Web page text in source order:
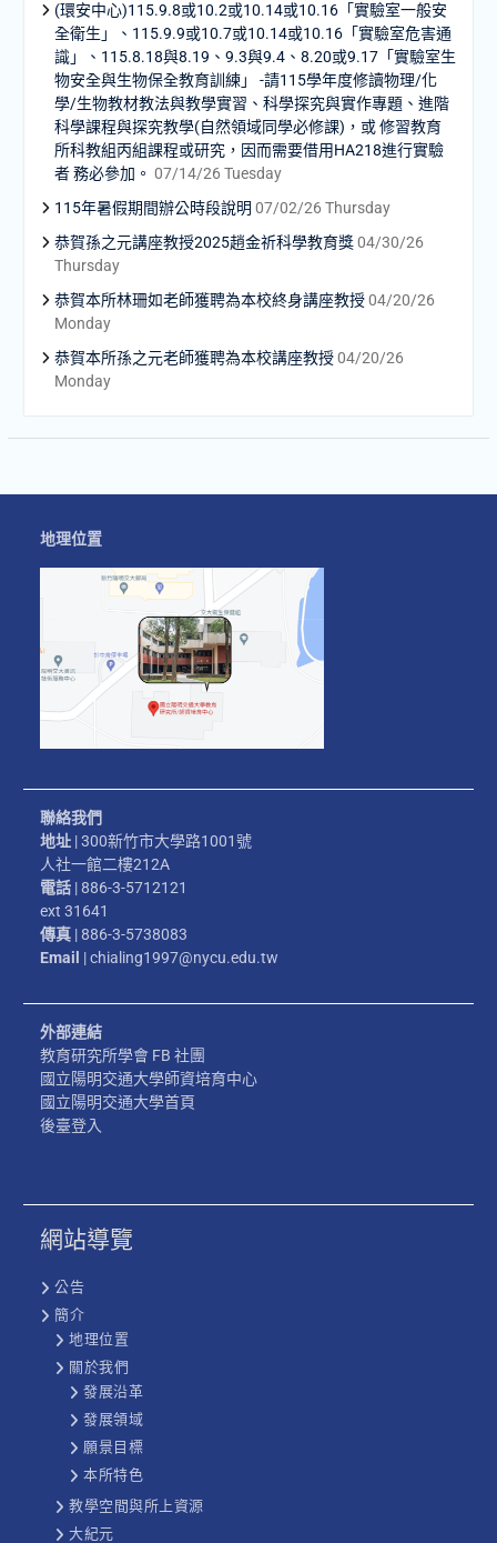
(環安中心)115.9.8或10.2或10.14或10.16「實驗室一般安
全衛生」、115.9.9或10.7或10.14或10.16「實驗室危害通
識」、115.8.18與8.19、9.3與9.4、8.20或9.17「實驗室生
物安全與生物保全教育訓練」 -請115學年度修讀物理/化
學/生物教材教法與教學實習、科學探究與實作專題、進階
科學課程與探究教學(自然領域同學必修課)，或 修習教育
所科教組丙組課程或研究，因而需要借用HA218進行實驗
者 務必參加。 07/14/26 Tuesday
115年暑假期間辦公時段說明 07/02/26 Thursday
恭賀孫之元講座教授2025趙金祈科學教育獎 04/30/26
Thursday
恭賀本所林珊如老師獲聘為本校終身講座教授 04/20/26
Monday
恭賀本所孫之元老師獲聘為本校講座教授 04/20/26
Monday
地理位置
聯絡我們
地址 | 300新竹市大學路1001號
人社一館二樓212A
電話 | 886-3-5712121
ext 31641
傳真 | 886-3-5738083
Email | chialing1997@nycu.edu.tw
外部連結
教育研究所學會 FB 社團
國立陽明交通大學師資培育中心
國立陽明交通大學首頁
後臺登入
網站導覽
公告
簡介
地理位置
關於我們
發展沿革
發展領域
願景目標
本所特色
教學空間與所上資源
大紀元